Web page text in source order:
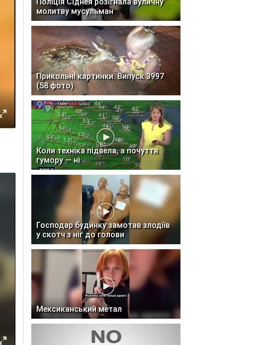
молитву мусульман
Прикольні картинки. Випуск 3997
(58 фото)
Коли техніка підвела, а почуття
гумору — ні
Господар будинку замотав злодіїв
у скотч з ніг до голови
Мексиканський метал